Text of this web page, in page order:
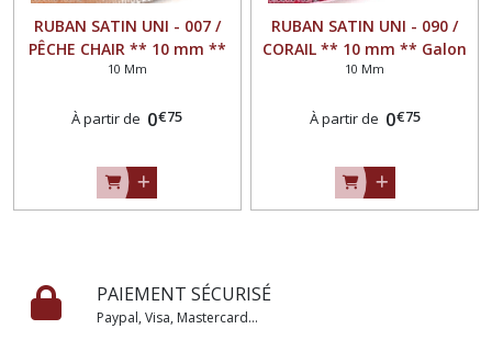
RUBAN SATIN UNI - 007 /
PÊCHE CHAIR ** 10 mm **
Galon simple face, Mariage,
(2,50 m ou 10 mètres)
10 Mm
À partir de 0€75
RUBAN SATIN UNI - 090 /
CORAIL ** 10 mm ** Galon
simple face, Mariage, fêtes,
ou 10 mètres)
10 Mm
À partir de 0€75
PAIEMENT SÉCURISÉ
Paypal, Visa, Mastercard...